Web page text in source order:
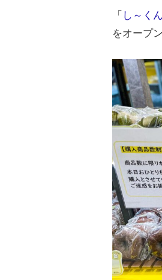
「 し～く
をオープ